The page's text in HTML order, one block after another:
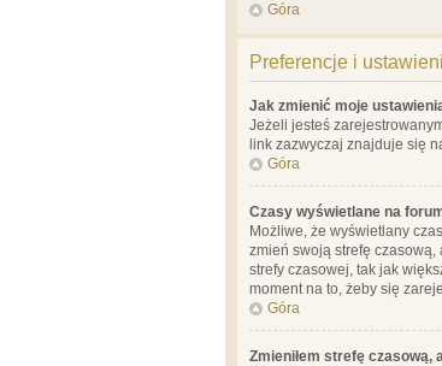
Góra
Preferencje i
Jak zmienić moje
Jeżeli jesteś
link zazwyczaj znajduje się
Góra
Czasy wyświetlane na
Możliwe, że wyświetlany
zmień swoją strefę czasową,
strefy czasowej, tak jak
moment na to, żeby się
Góra
Zmieniłem strefę czasową,